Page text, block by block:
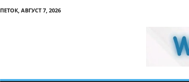
ПЕТОК, АВГУСТ 7, 2026